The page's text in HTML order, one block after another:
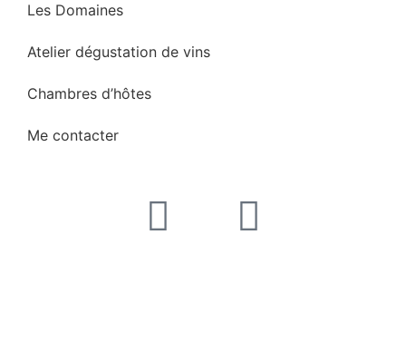
Les Domaines
Atelier dégustation de vins
Chambres d’hôtes
Me contacter